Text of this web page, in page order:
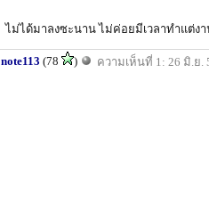
ไม่ได้มาลงซะนาน ไม่ค่อยมีเวลาทำแต่ง
note113 (78 ) ความเห็นที่ 1: 26 มิ.ย.